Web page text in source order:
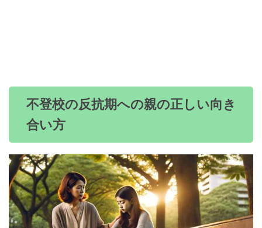
不登校の反抗期への親の正しい向き
合い方